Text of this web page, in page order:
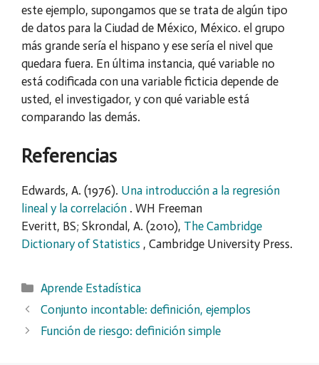
este ejemplo, supongamos que se trata de algún tipo
de datos para la Ciudad de México, México. el grupo
más grande sería el hispano y ese sería el nivel que
quedara fuera. En última instancia, qué variable no
está codificada con una variable ficticia depende de
usted, el investigador, y con qué variable está
comparando las demás.
Referencias
Edwards, A. (1976). Una introducción a la regresión
lineal y la correlación . WH Freeman
Everitt, BS; Skrondal, A. (2010), The Cambridge
Dictionary of Statistics , Cambridge University Press.
Categorías
Aprende Estadística
Conjunto incontable: definición, ejemplos
Función de riesgo: definición simple